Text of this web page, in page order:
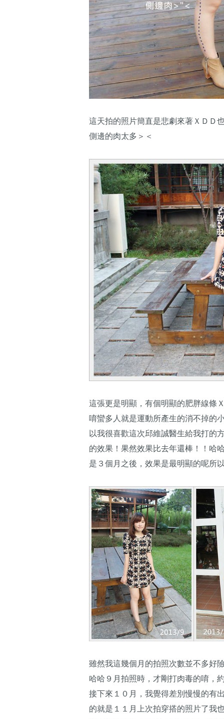
這天拍的照片簡直是悲劇來著ＸＤＤ
側邊的肉太多＞＜
這張更是明顯，有個明顯的肥胖線條
唷蠻多人就是運動所產生的消不掉的
以我很喜歡這次邱維誠醫生給我打的
的效果！果然效果比去年還棒！！哈
是３個月之後，效果是最明顯的呢所
雖然我這幾個月的拍照次數並不多好
哈哈９月拍照時，才剛打肉毒的唷，
接下來１０月，我覺得差別慢慢的有
的就是１１月上次拍穿搭的照片了我